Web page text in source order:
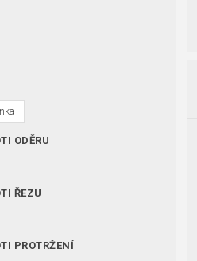
ODĚRU
ŘEZU
PROTRŽENÍ